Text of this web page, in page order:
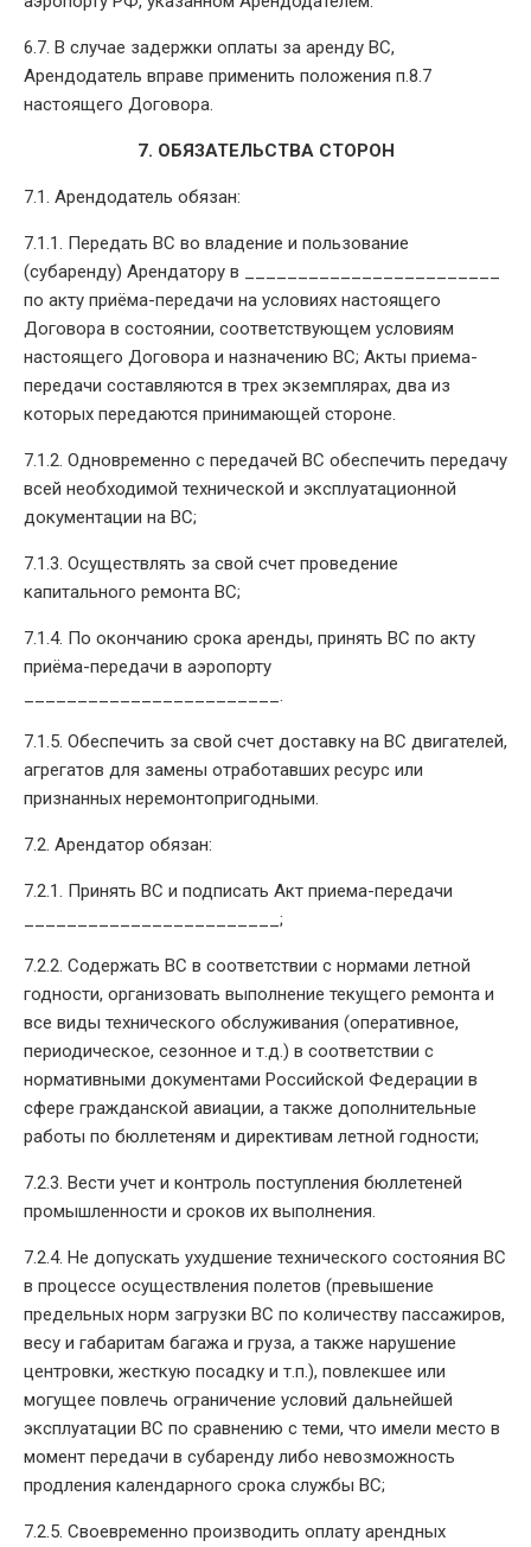
6.7. В случае задержки оплаты за аренду ВС,
Арендодатель вправе применить положения п.8.7
настоящего Договора.
7. ОБЯЗАТЕЛЬСТВА СТОРОН
7.1. Арендодатель обязан:
7.1.1. Передать ВС во владение и пользование
(субаренду) Арендатору в ________________________
по акту приёма-передачи на условиях настоящего
Договора в состоянии, соответствующем условиям
настоящего Договора и назначению ВС; Акты приема-
передачи составляются в трех экземплярах, два из
которых передаются принимающей стороне.
7.1.2. Одновременно с передачей ВС обеспечить передачу
всей необходимой технической и эксплуатационной
документации на ВС;
7.1.3. Осуществлять за свой счет проведение
капитального ремонта ВС;
7.1.4. По окончанию срока аренды, принять ВС по акту
приёма-передачи в аэропорту
________________________.
7.1.5. Обеспечить за свой счет доставку на ВС двигателей,
агрегатов для замены отработавших ресурс или
признанных неремонтопригодными.
7.2. Арендатор обязан:
7.2.1. Принять ВС и подписать Акт приема-передачи
________________________;
7.2.2. Содержать ВС в соответствии с нормами летной
годности, организовать выполнение текущего ремонта и
все виды технического обслуживания (оперативное,
периодическое, сезонное и т.д.) в соответствии с
нормативными документами Российской Федерации в
сфере гражданской авиации, а также дополнительные
работы по бюллетеням и директивам летной годности;
7.2.3. Вести учет и контроль поступления бюллетеней
промышленности и сроков их выполнения.
7.2.4. Не допускать ухудшение технического состояния ВС
в процессе осуществления полетов (превышение
предельных норм загрузки ВС по количеству пассажиров,
весу и габаритам багажа и груза, а также нарушение
центровки, жесткую посадку и т.п.), повлекшее или
могущее повлечь ограничение условий дальнейшей
эксплуатации ВС по сравнению с теми, что имели место в
момент передачи в субаренду либо невозможность
продления календарного срока службы ВС;
7.2.5. Своевременно производить оплату арендных